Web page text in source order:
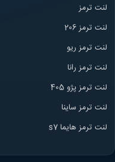
لنت ترمز
لنت ترمز 206
لنت ترمز ریو
لنت ترمز رانا
لنت ترمز پژو 405
لنت ترمز ساینا
لنت ترمز هایما s7